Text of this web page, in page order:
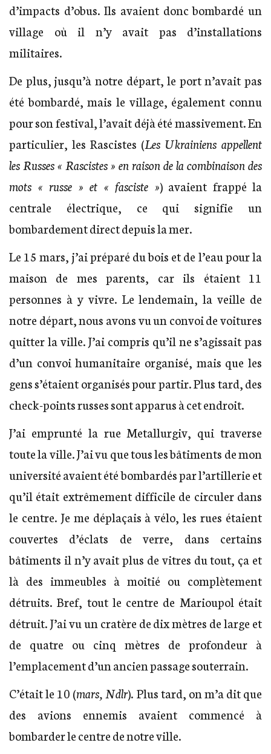
d’impacts d’obus. Ils avaient donc bombardé un
village où il n’y avait pas d’installations
militaires.
De plus, jusqu’à notre départ, le port n’avait pas
été bombardé, mais le village, également connu
pour son festival, l’avait déjà été massivement. En
particulier, les Rascistes (Les Ukrainiens appellent
les Russes « Rascistes » en raison de la combinaison des
mots « russe » et « fasciste ») avaient frappé la
centrale électrique, ce qui signifie un
bombardement direct depuis la mer.
Le 15 mars, j’ai préparé du bois et de l’eau pour la
maison de mes parents, car ils étaient 11
personnes à y vivre. Le lendemain, la veille de
notre départ, nous avons vu un convoi de voitures
quitter la ville. J’ai compris qu’il ne s’agissait pas
d’un convoi humanitaire organisé, mais que les
gens s’étaient organisés pour partir. Plus tard, des
check-points russes sont apparus à cet endroit.
J’ai emprunté la rue Metallurgiv, qui traverse
toute la ville. J’ai vu que tous les bâtiments de mon
université avaient été bombardés par l’artillerie et
qu’il était extrêmement difficile de circuler dans
le centre. Je me déplaçais à vélo, les rues étaient
couvertes d’éclats de verre, dans certains
bâtiments il n’y avait plus de vitres du tout, ça et
là des immeubles à moitié ou complètement
détruits. Bref, tout le centre de Marioupol était
détruit. J’ai vu un cratère de dix mètres de large et
de quatre ou cinq mètres de profondeur à
l’emplacement d’un ancien passage souterrain.
C’était le 10 (mars, Ndlr). Plus tard, on m’a dit que
des avions ennemis avaient commencé à
bombarder le centre de notre ville.